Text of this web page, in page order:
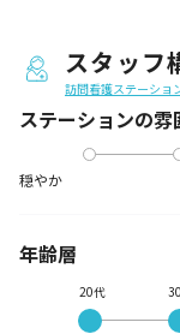
スタッフ
訪問看護ステーショ
ステーションの雰
穏やか
年齢層
20代